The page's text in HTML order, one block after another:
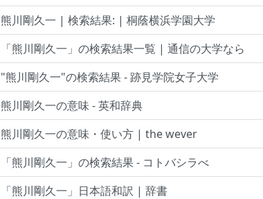
熊川剛久一 | 検索結果: | 桐蔭横浜学園大学
「熊川剛久一」の検索結果一覧 | 通信の大学なら
"熊川剛久一"の検索結果 - 跡見学院女子大学
熊川剛久一の意味 - 英和辞典
熊川剛久一の意味・使い方 | the wever
「熊川剛久一」の検索結果 - コトバシラべ
「熊川剛久一」日本語和訳 | 辞書